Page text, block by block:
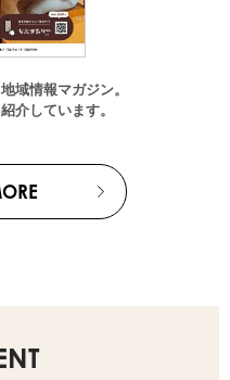
域情報マガジン。
介しています。